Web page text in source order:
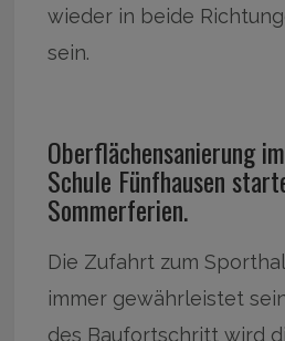
wieder in beide
sein.
Oberflächensanierung
Schule Fünfhausen
Sommerferien.
Die Zufahrt zum
immer gewährleistet
des Baufortschritt wird